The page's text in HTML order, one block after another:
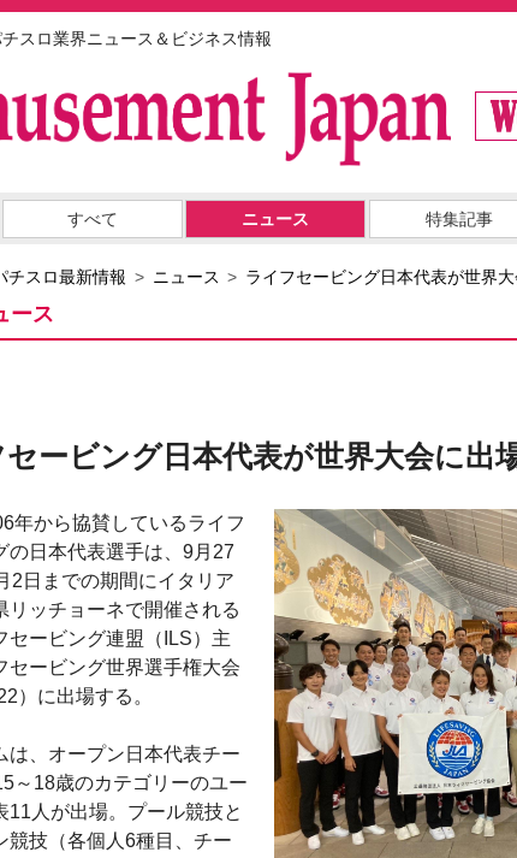
スロ業界ニュース＆ビジネス情報
すべて ニュース 特集記事
チスロ最新情報 ニュース ライフセービング日本代表が世界
ース
ービング日本代表が世界大会に出
年から協賛しているライフ
の日本代表選手は、9月27
2日までの期間にイタリア
リッチョーネで開催される
セービング連盟（ILS）主
セービング世界選手権大会
）に出場する。
は、オープン日本代表チー
～18歳のカテゴリーのユー
11人が出場。プール競技と
競技（各個人6種目、チー